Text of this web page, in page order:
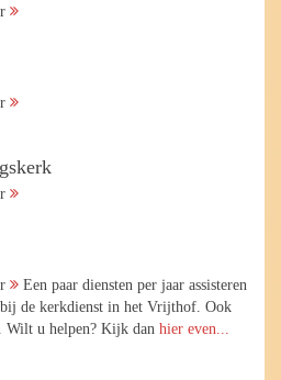
Een paar diensten per jaar assisteren
de kerkdienst in het Vrijthof. Ook
Wilt u helpen? Kijk dan hier even...